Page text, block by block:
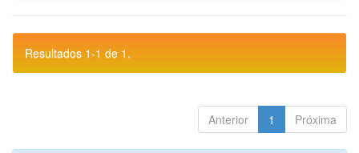
Resultados 1-1 de 1.
Anterior 1 Próxima